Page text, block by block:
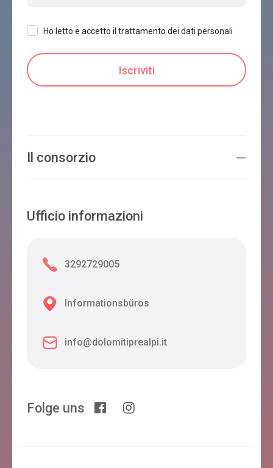
Ho letto e accetto il trattamento dei dati personali
Il consorzio
Ufficio informazioni
3292729005
Informationsbüros
info@dolomitiprealpi.it
Folge uns